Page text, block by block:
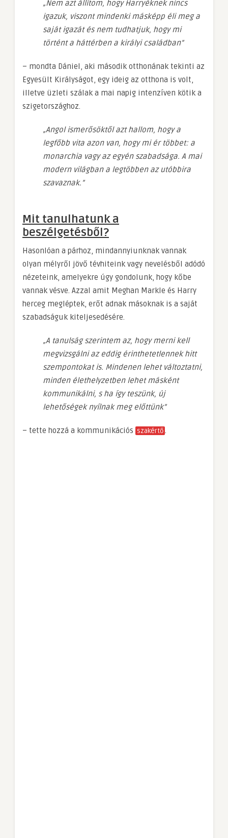
„Nem azt állítom, hogy Harryéknek nincs
igazuk, viszont mindenki másképp éli meg a
saját igazát és nem tudhatjuk, hogy mi
történt a háttérben a királyi családban”
– mondta Dániel, aki második otthonának tekinti az
Egyesült Királyságot, egy ideig az otthona is volt,
illetve üzleti szálak a mai napig intenzíven kötik a
szigetországhoz.
„Angol ismerősöktől azt hallom, hogy a
legfőbb vita azon van, hogy mi ér többet: a
monarchia vagy az egyén szabadsága. A mai
modern világban a legtöbben az utóbbira
szavaznak.”
Mit tanulhatunk a
beszélgetésből?
Hasonlóan a párhoz, mindannyiunknak vannak
olyan mélyről jövő tévhiteink vagy nevelésből adódó
nézeteink, amelyekre úgy gondolunk, hogy kőbe
vannak vésve. Azzal amit Meghan Markle és Harry
herceg megléptek, erőt adnak másoknak is a saját
szabadságuk kiteljesedésére.
„A tanulság szerintem az, hogy merni kell
megvizsgálni az eddig érinthetetlennek hitt
szempontokat is. Mindenen lehet változtatni,
minden élethelyzetben lehet másként
kommunikálni, s ha így teszünk, új
lehetőségek nyílnak meg előttünk”
– tette hozzá a kommunikációs szakértő.